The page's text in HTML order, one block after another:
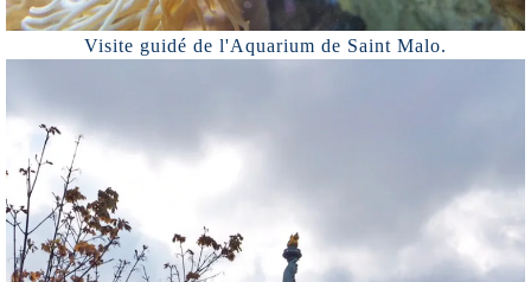
Visite guidé de l'Aquarium de Saint Malo.